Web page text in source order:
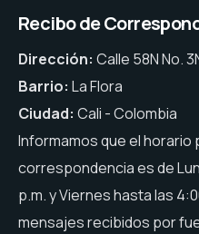
Recibo de
Dirección: Calle 58N No.
Barrio: La Flora
Ciudad: Cali - Colombia
Informamos que el horario
correspondencia es de
p.m. y Viernes hasta las
mensajes recibidos por